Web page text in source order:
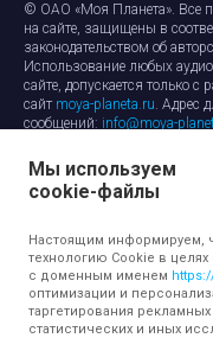
© ОАО «Моя Планета». Все
на сайте, защищены в
законодательством об
Использование любых
сайте, допускается только
сайт moya-planeta.ru. Адрес
сообщений: info@moya-
Правила сайтаРабота с
Защита персональных
Мы используем
cookie-файлы
Настоящим информируем,
технологию Cookie в
с доменным именем
оптимизации и
таргетирования
статистических и иных